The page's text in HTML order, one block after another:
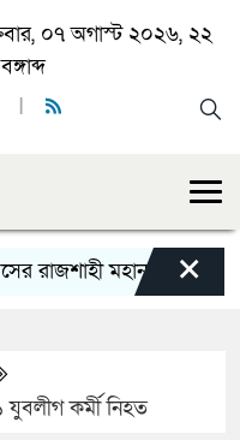
০৭ অগাস্ট ২০২৬, ২২
মহানগর বিএনপির
×
যুবলীগ কর্মী নিহত